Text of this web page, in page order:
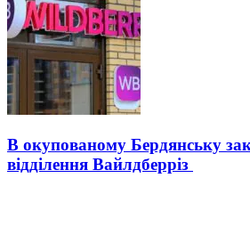
В окупованому Бердянську
відділення Вайлдберріз